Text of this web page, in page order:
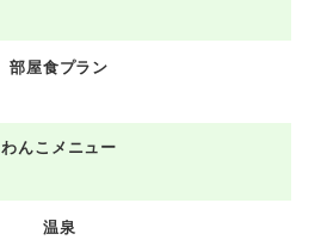
部屋食プラン
わんこメニュー
温泉